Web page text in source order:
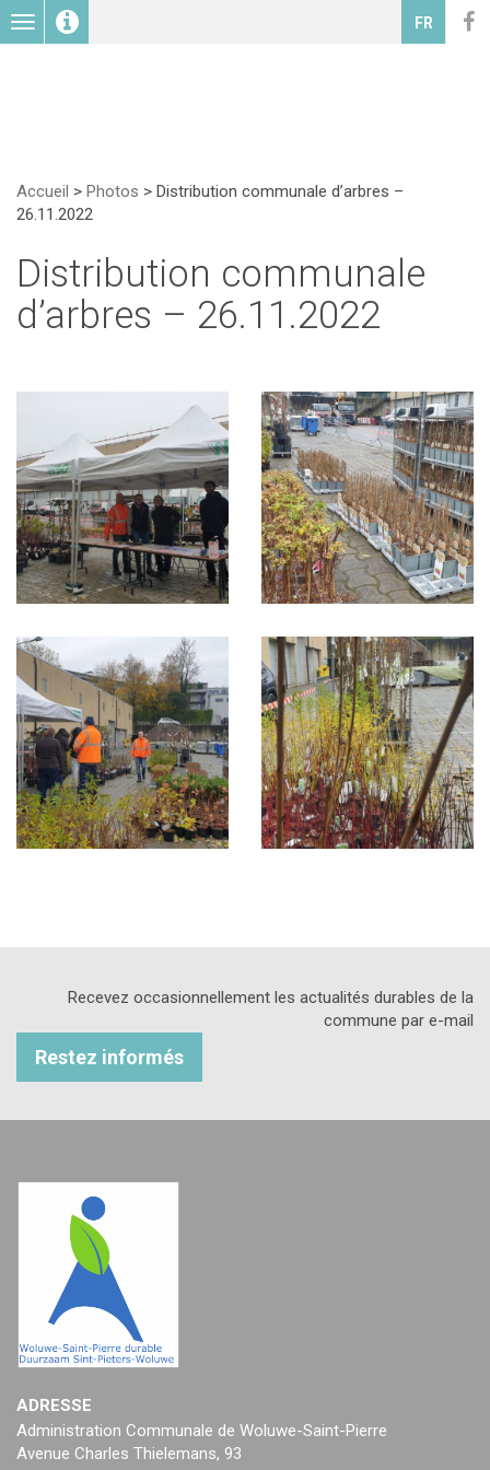
Toggle
navigation
FR
Accueil > Photos > Distribution communale d’arbres –
26.11.2022
Distribution communale
d’arbres – 26.11.2022
Recevez occasionnellement les actualités durables de la
commune par e-mail
Restez informés
ADRESSE
Administration Communale de Woluwe-Saint-Pierre
Avenue Charles Thielemans, 93